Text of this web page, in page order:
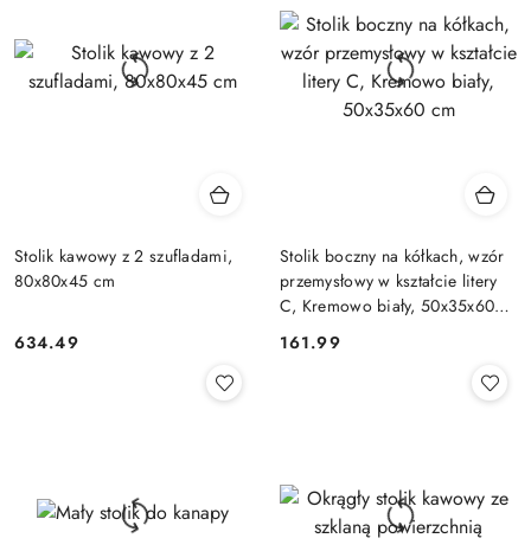
Stolik kawowy z 2 szufladami,
80x80x45 cm
Cena:
634.49
Stolik boczny na kółkach, wzór
przemysłowy w kształcie litery
C, Kremowo biały, 50x35x60
Cena:
161.99